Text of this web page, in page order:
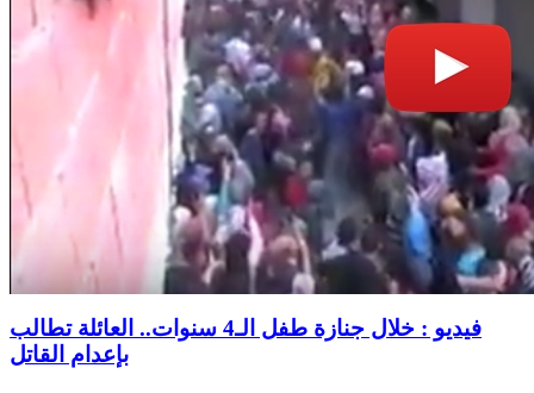
فيديو : خلال جنازة طفل الـ4 سنوات.. العائلة تطالب
بإعدام القاتل